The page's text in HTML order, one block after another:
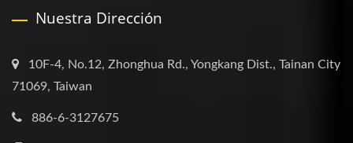
Nuestra Dirección
10F-4, No.12, Zhonghua Rd., Yongkang Dist., Tainan City
71069, Taiwan
886-6-3127675